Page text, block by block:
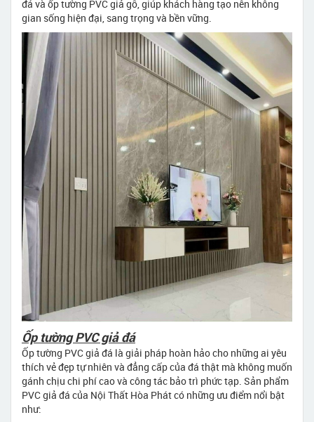
đá và ốp tường PVC giả gỗ, giúp khách hàng tạo nên không
gian sống hiện đại, sang trọng và bền vững.
Ốp tường PVC giả đá
Ốp tường PVC giả đá là giải pháp hoàn hảo cho những ai yêu
thích vẻ đẹp tự nhiên và đẳng cấp của đá thật mà không muốn
gánh chịu chi phí cao và công tác bảo trì phức tạp. Sản phẩm
PVC giả đá của Nội Thất Hòa Phát có những ưu điểm nổi bật
như: